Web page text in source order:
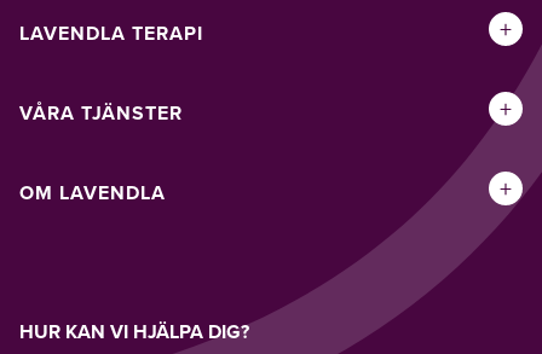
LAVENDLA TERAPI +
VÅRA TJÄNSTER +
OM LAVENDLA +
HUR KAN VI HJÄLPA DIG?